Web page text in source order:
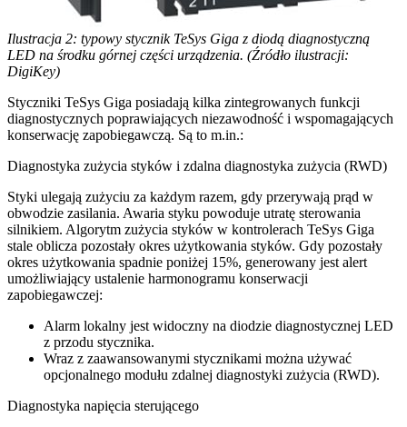
Ilustracja 2: typowy stycznik TeSys Giga z diodą diagnostyczną
LED na środku górnej części urządzenia. (Źródło ilustracji:
DigiKey)
Styczniki TeSys Giga posiadają kilka zintegrowanych funkcji
diagnostycznych poprawiających niezawodność i wspomagających
konserwację zapobiegawczą. Są to m.in.:
Diagnostyka zużycia styków i zdalna diagnostyka zużycia (RWD)
Styki ulegają zużyciu za każdym razem, gdy przerywają prąd w
obwodzie zasilania. Awaria styku powoduje utratę sterowania
silnikiem. Algorytm zużycia styków w kontrolerach TeSys Giga
stale oblicza pozostały okres użytkowania styków. Gdy pozostały
okres użytkowania spadnie poniżej 15%, generowany jest alert
umożliwiający ustalenie harmonogramu konserwacji
zapobiegawczej:
Alarm lokalny jest widoczny na diodzie diagnostycznej LED
z przodu stycznika.
Wraz z zaawansowanymi stycznikami można używać
opcjonalnego modułu zdalnej diagnostyki zużycia (RWD).
Diagnostyka napięcia sterującego